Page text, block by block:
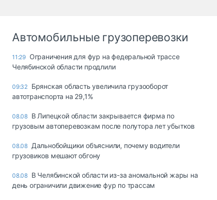
Автомобильные грузоперевозки
11:29 Ограничения для фур на федеральной трассе
Челябинской области продлили
09:32 Брянская область увеличила грузооборот
автотранспорта на 29,1%
08.08 В Липецкой области закрывается фирма по
грузовым автоперевозкам после полутора лет убытков
08.08 Дальнобойщики объяснили, почему водители
грузовиков мешают обгону
08.08 В Челябинской области из-за аномальной жары на
день ограничили движение фур по трассам